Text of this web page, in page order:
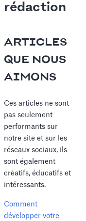
rédaction
ARTICLES
QUE NOUS
AIMONS
Ces articles ne sont
pas seulement
performants sur
notre site et sur les
réseaux sociaux, ils
sont également
créatifs, éducatifs et
intéressants.
Comment
développer votre